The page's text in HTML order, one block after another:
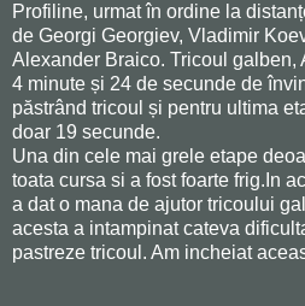
Profiline, urmat în ordine la
de Georgi Georgiev, Vladimir
Alexander Braico. Tricoul galben,
4 minute și 24 de secunde de
păstrând tricoul și pentru ultima
doar 19 secunde.
Una din cele mai grele etape
toata cursa si a fost foarte frig.In
a dat o mana de ajutor tricoului
acesta a intampinat cateva
pastreze tricoul. Am incheiat